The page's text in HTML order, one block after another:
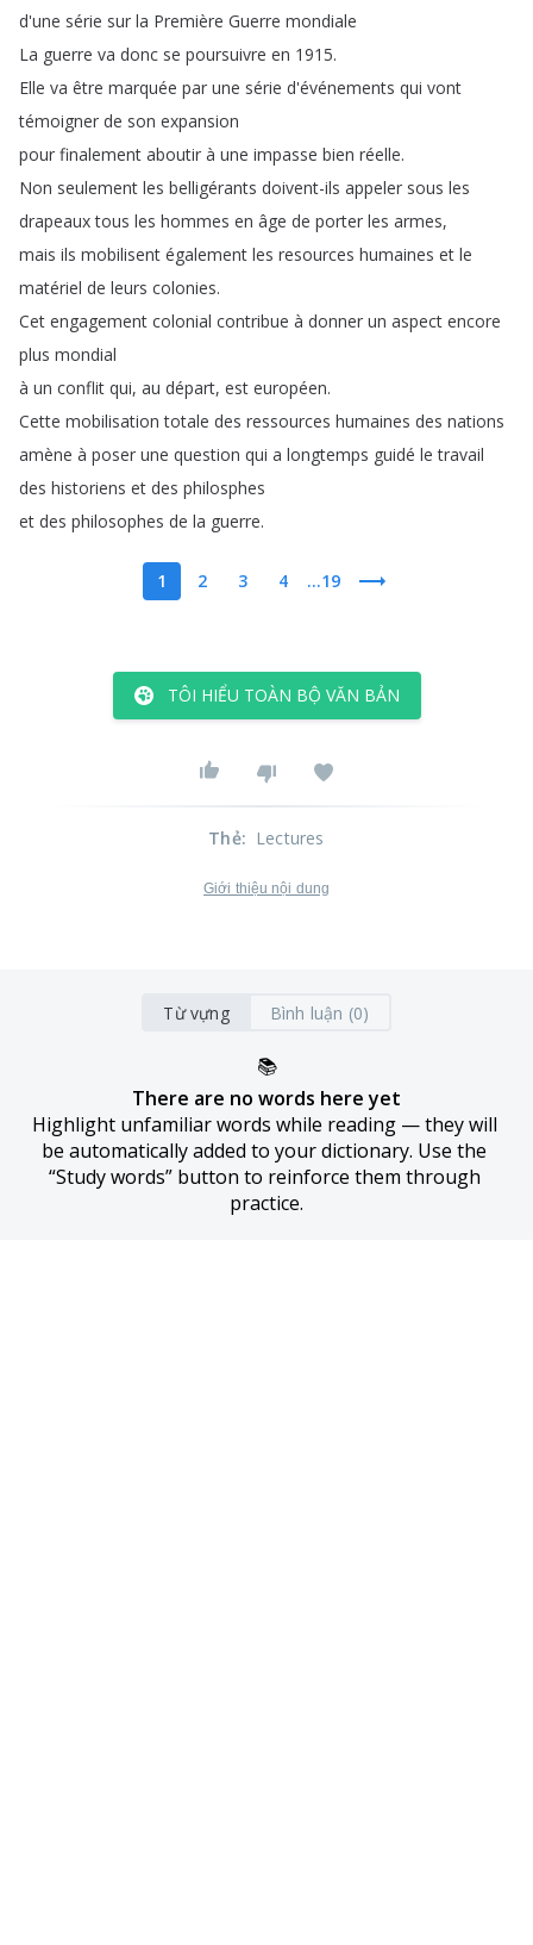
d'une série sur la Première Guerre mondiale
La guerre va donc se poursuivre en 1915.
Elle va être marquée par une série d'événements qui vont
témoigner de son expansion
pour finalement aboutir à une impasse bien réelle.
Non seulement les belligérants doivent-ils appeler sous les
drapeaux tous les hommes en âge de porter les armes,
mais ils mobilisent également les resources humaines et le
matériel de leurs colonies.
Cet engagement colonial contribue à donner un aspect encore
plus mondial
à un conflit qui, au départ, est européen.
Cette mobilisation totale des ressources humaines des nations
amène à poser une question qui a longtemps guidé le travail
des historiens et des philosphes
et des philosophes de la guerre.
1 2 3 4 ...19
TÔI HIỂU TOÀN BỘ VĂN BẢN
Thẻ: Lectures
Giới thiệu nội dung
Từ vựng Bình luận (0)
📚
There are no words here yet
Highlight unfamiliar words while reading — they will
be automatically added to your dictionary. Use the
“Study words” button to reinforce them through
practice.